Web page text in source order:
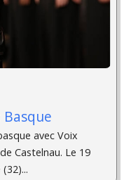
avec Voix
Castelnau. Le 19